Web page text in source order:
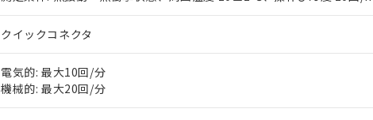
クイックコネクタ
電気的: 最大10回/分
機械的: 最大20回/分
在庫状況および標準価格照会結果は、記載している更新日時
のであり、閲覧された時点での実際の在庫および標準価格と
正式な納期状況および標準価格はお客様のお取引先、または
当社販売員にご相談ください。
オムロン制御機器販売店や当社販売拠点は「
ル（DBP） 1000ppm以下、フタル酸ジイソブチル (DIBP) 1000ppm以下
フタル酸エステル類の４物質については閾値を超える意図的な使用がないことを確認し
※2 対応予定月
Cr(Ⅵ)(六価クロム) : 1000ppm、 PBBs(ポリ臭化ビフェニル類) : 1000ppm、 PBDEs(ポ
DEHP(フタル酸ビス(2-エチルヘキシル)) : 1000ppm
※2 環境保護使用期限
当社は規制貨物を破棄する場合は、完全に破砕するなど、違
ます。
当社は貴社製品を、核兵器、ミサイル、化学兵器、生物兵器
置等に一切使用いたしません。
当社は、貴社製品を第三者に販売する場合は、上記1、2およ
また当社は、販売先および販売に係わる関係者が違法に輸出
△ 一定数には満たないが在庫あり